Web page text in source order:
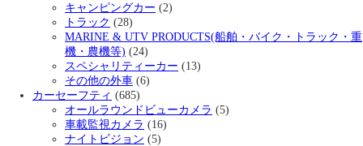
キャンピングカー (2)
トラック (28)
MARINE & UTV PRODUCTS(船舶・バイク・トラック・重
機・農機等) (24)
スペシャリティーカー (13)
その他の外車 (6)
カーセーフティ (685)
オールラウンドビューカメラ (5)
車載監視カメラ (16)
ナイトビジョン (5)